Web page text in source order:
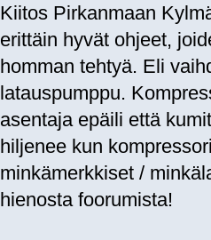
Kiitos Pirkanmaan
erittäin hyvät ohjeet,
homman tehtyä. Eli
latauspumppu.
asentaja epäili että
hiljenee kun
minkämerkkiset /
hienosta foorumista!